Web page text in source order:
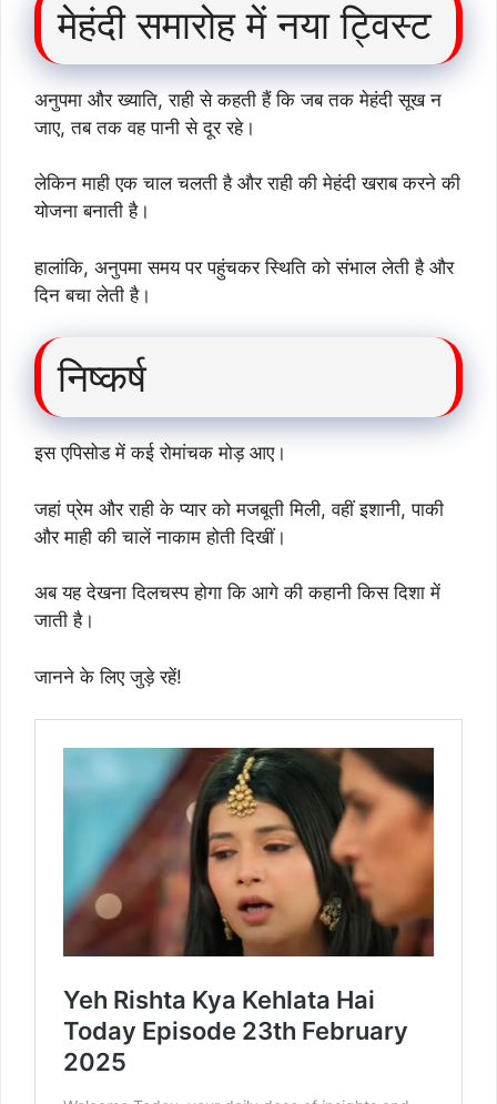
मेहंदी समारोह में नया ट्विस्ट
अनुपमा और ख्याति, राही से कहती हैं कि जब तक मेहंदी सूख न
जाए, तब तक वह पानी से दूर रहे।
लेकिन माही एक चाल चलती है और राही की मेहंदी खराब करने की
योजना बनाती है।
हालांकि, अनुपमा समय पर पहुंचकर स्थिति को संभाल लेती है और
दिन बचा लेती है।
निष्कर्ष
इस एपिसोड में कई रोमांचक मोड़ आए।
जहां प्रेम और राही के प्यार को मजबूती मिली, वहीं इशानी, पाकी
और माही की चालें नाकाम होती दिखीं।
अब यह देखना दिलचस्प होगा कि आगे की कहानी किस दिशा में
जाती है।
जानने के लिए जुड़े रहें!